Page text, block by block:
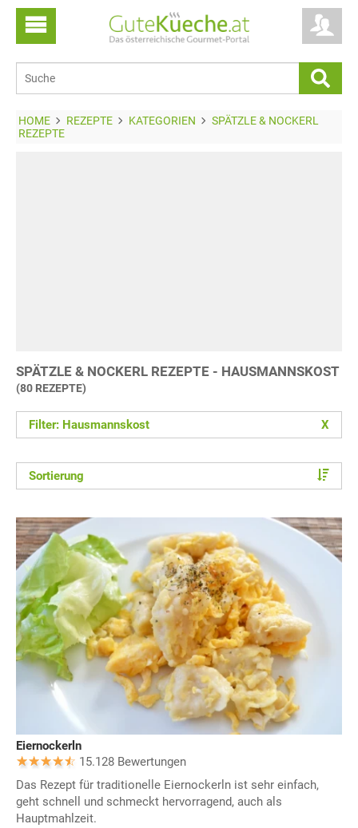
HOME REZEPTE KATEGORIEN
SPÄTZLE & NOCKERL
REZEPTE
SPÄTZLE & NOCKERL REZEPTE - HAUSMANNSKOST
(80 REZEPTE)
Filter: Hausmannskost X
Sortierung
Eiernockerln
15.128 Bewertungen
Das Rezept für traditionelle Eiernockerln ist sehr einfach,
geht schnell und schmeckt hervorragend, auch als
Hauptmahlzeit.